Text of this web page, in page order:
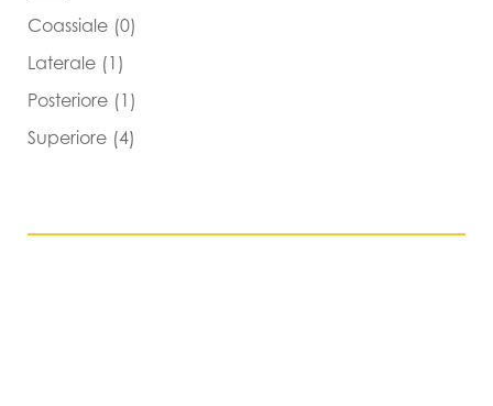
Coassiale (0)
Laterale (1)
Posteriore (1)
Superiore (4)